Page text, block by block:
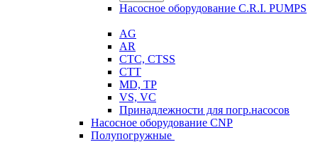
Насосное оборудование C.R.I. PUMPS
AG
AR
CTC, CTSS
CTT
MD, TP
VS, VC
Принадлежности для погр.насосов
Насосное оборудование CNP
Полупогружные